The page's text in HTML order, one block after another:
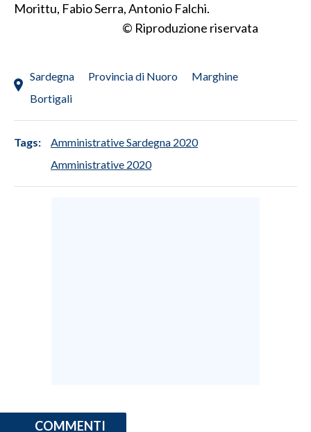
3 MINUTI CON
INFO AZIENDE
ABBONATI
NECROLOGI
PUBBLICITÀ
SPIAGGE
Morittu, Fabio Serra, Antonio Falchi.
© Riproduzione riservata
Sardegna Provincia di Nuoro
Marghine
Bortigali
Tags:
Amministrative Sardegna 2020
Amministrative 2020
COMMENTI